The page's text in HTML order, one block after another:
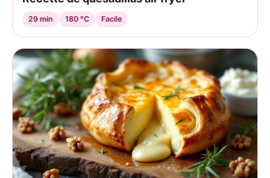
29 min 180 °C Facile